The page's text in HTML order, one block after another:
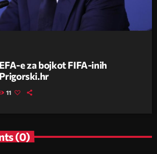
e za bojkot FIFA-inih
11
(0)